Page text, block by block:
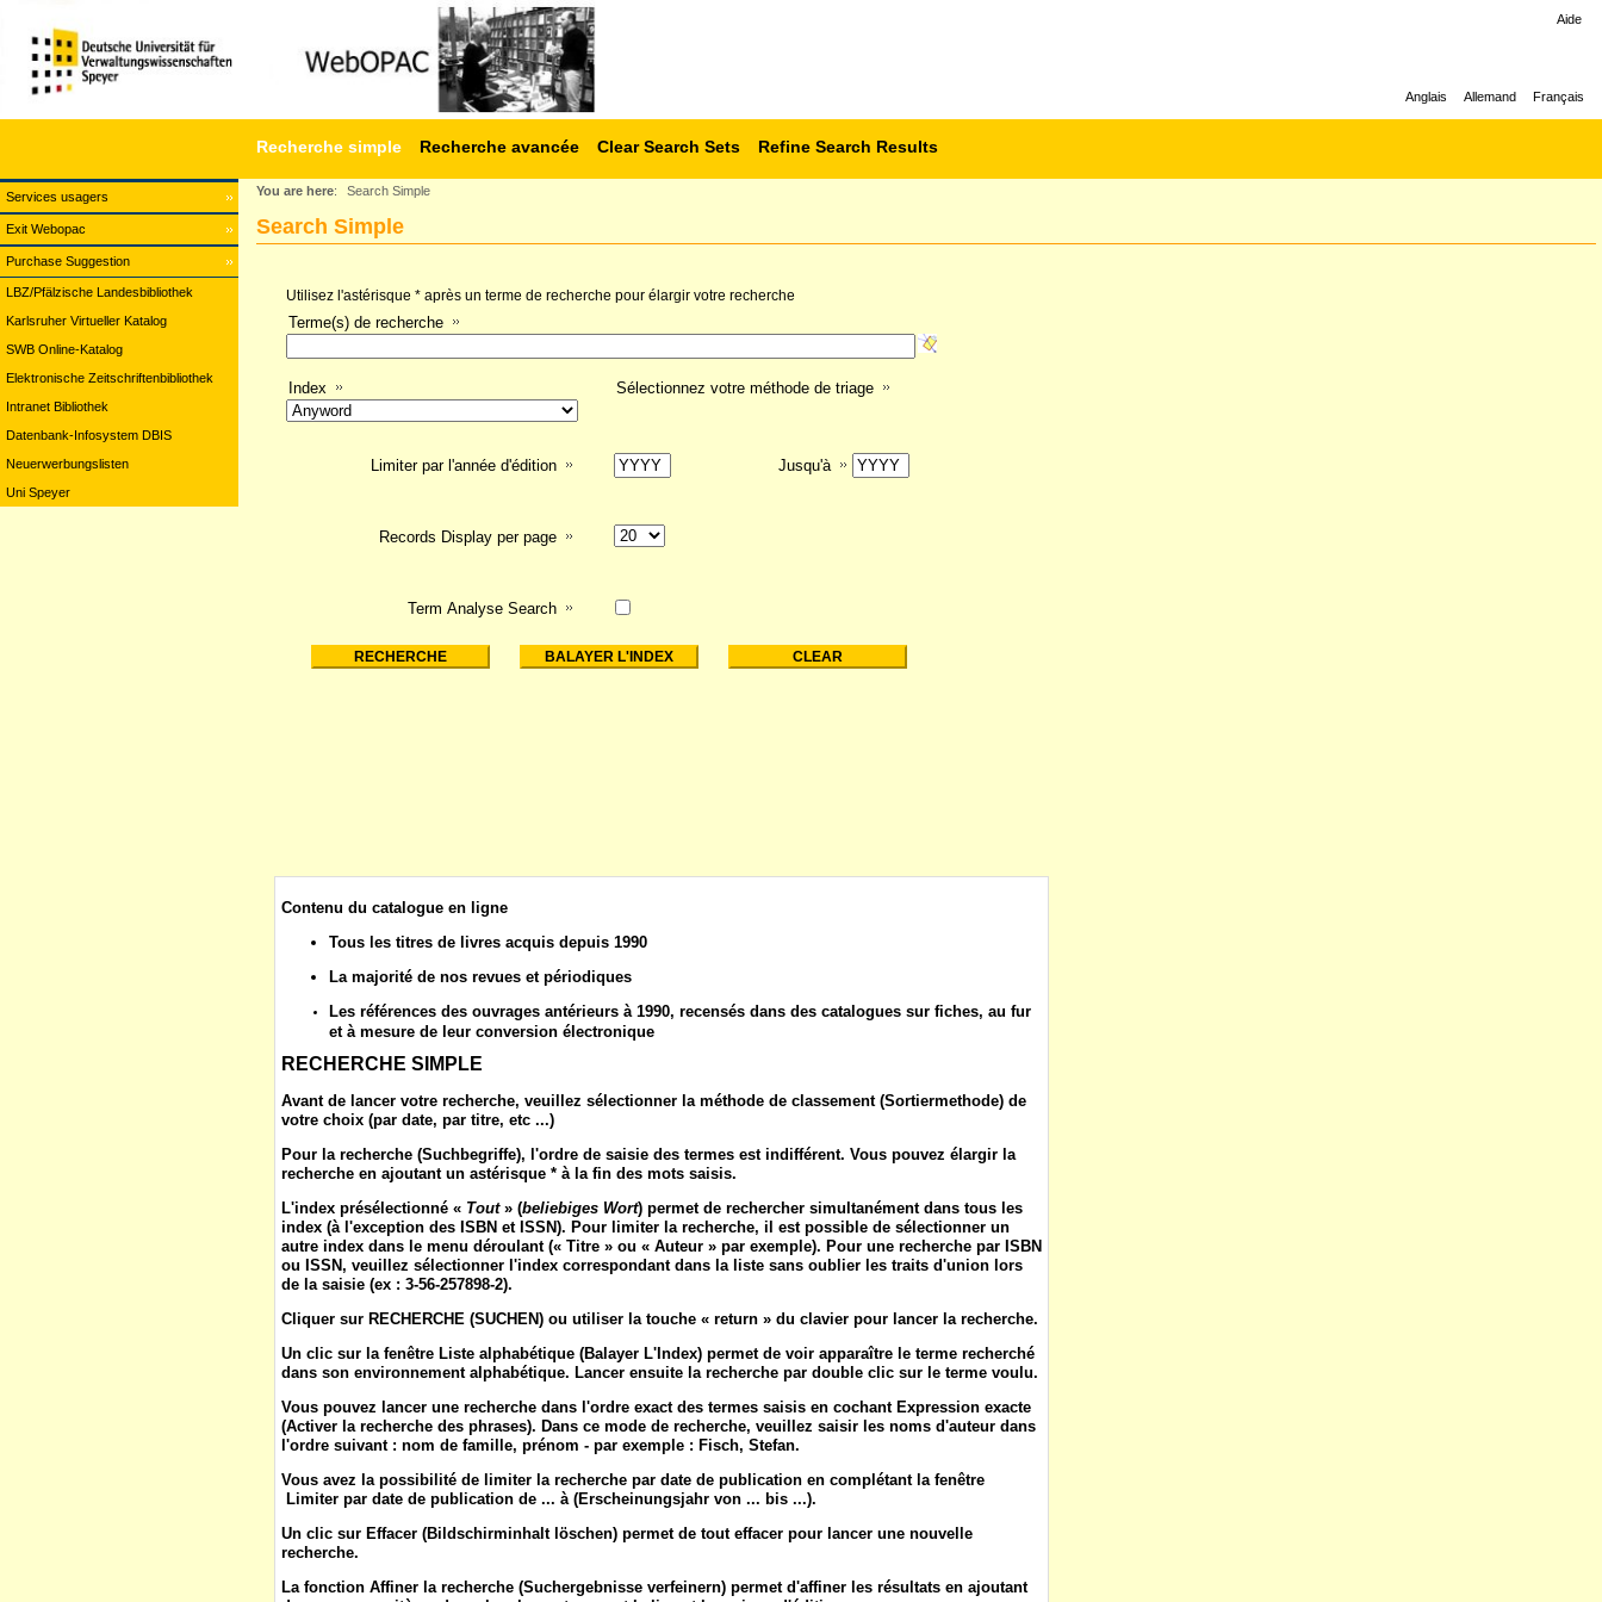
Services usagers
Exit Webopac
Purchase Suggestion
Recherche simple Recherche avancée Clear Search Sets Refine Search Results
Aide
Anglais Allemand Français
LBZ/Pfälzische Landesbibliothek
Karlsruher Virtueller Katalog
SWB Online-Katalog
Elektronische Zeitschriftenbibliothek
Intranet Bibliothek
Datenbank-Infosystem DBIS
Neuerwerbungslisten
Uni Speyer
You are here: Search Simple
Search Simple
Utilisez l'astérisque * après un terme de recherche pour élargir votre recherche
Terme(s) de recherche
Index Sélectionnez votre méthode de triage
Term Analyse Search
Limiter par l'année d'édition Jusqu'à
Records Display per page
Contenu du catalogue en ligne
Tous les titres de livres acquis depuis 1990
La majorité de nos revues et périodiques
Les références des ouvrages antérieurs à 1990, recensés dans des catalogues sur fiches, au fur
et à mesure de leur conversion électronique
RECHERCHE SIMPLE
Avant de lancer votre recherche, veuillez sélectionner la méthode de classement(Sortiermethode) de
votre choix (par date, par titre, etc ...)
Pour la recherche (Suchbegriffe), l'ordre de saisie des termes est indifférent. Vous pouvez élargir la
recherche en ajoutant un astérisque * à la fin des mots saisis.
L'index présélectionné « Tout» (beliebiges Wort) permet de rechercher simultanément dans tous les
index (à l'exception des ISBN et ISSN). Pour limiter la recherche, il est possible de sélectionner un
autre index dans le menu déroulant (« Titre » ou « Auteur » par exemple). Pour une recherche par ISBN
ou ISSN, veuillez sélectionner l'index correspondant dans la liste sans oublier les traits d'union lors
de la saisie (ex : 3-56-257898-2).
Cliquer sur RECHERCHE (SUCHEN) ou utiliser la touche « return » du clavier pour lancer la recherche.
Un clic sur la fenêtre Liste alphabétique (Balayer L'Index) permet de voir apparaître le terme recherché
dans son environnement alphabétique. Lancer ensuite la recherche par double clic sur le terme voulu.
Vous pouvez lancer une recherche dans l'ordre exact des termes saisis en cochant Expression exacte
(Activer la recherche des phrases). Dans ce mode de recherche, veuillez saisir les noms d'auteur dans
l'ordre suivant : nom de famille, prénom - par exemple : Fisch, Stefan.
Vous avez la possibilité de limiter la recherche par date de publication en complétant la fenêtre
Limiter par date de publication de ... à (Erscheinungsjahr von ... bis ...).
Un clic sur Effacer (Bildschirminhalt löschen) permet de tout effacer pour lancer une nouvelle
recherche.
La fonction Affiner la recherche (Suchergebnisse verfeinern) permet d'affiner les résultats en ajoutant